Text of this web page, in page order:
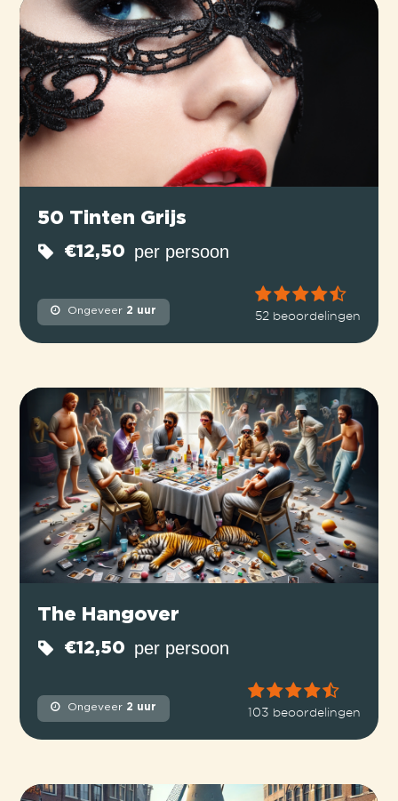
50 Tinten Grijs
€12,50 per persoon
Ongeveer 2 uur 52 beoordelingen
The Hangover
€12,50 per persoon
Ongeveer 2 uur 103 beoordelingen